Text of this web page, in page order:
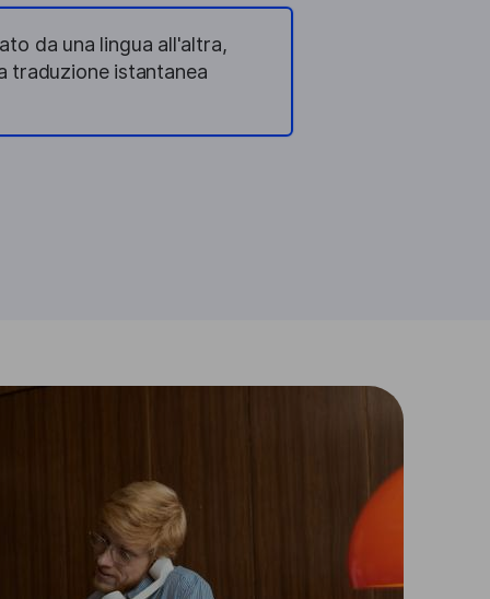
da una lingua all'altra,
traduzione istantanea